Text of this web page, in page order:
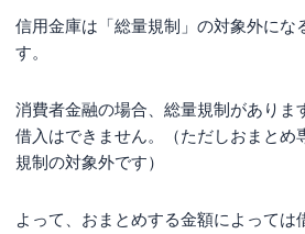
信用金庫は「総量規制」の対象外にな
す。
消費者金融の場合、総量規制がありま
借入はできません。（ただしおまとめ
規制の対象外です）
よって、おまとめする金額によっては